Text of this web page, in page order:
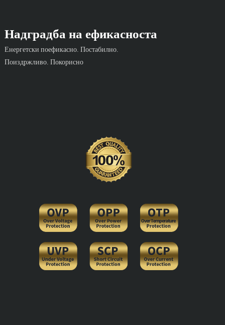
Надградба на ефикасноста
Енергетски поефикасно. Постабилно.
Поиздржливо. Покорисно